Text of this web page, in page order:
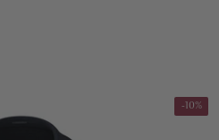
-10%